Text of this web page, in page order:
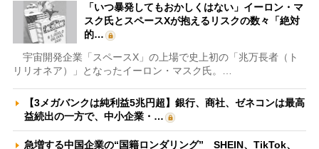
「いつ暴発してもおかしくはない」イーロン・マ
スク氏とスペースXが抱えるリスクの数々「絶対
的…
宇宙開発企業「スペースX」の上場で史上初の「兆万長者（ト
リリオネア）」となったイーロン・マスク氏。…
【3メガバンクは純利益5兆円超】銀行、商社、ゼネコンは最高
益続出の一方で、中小企業・…
急増する中国企業の“国籍ロンダリング” SHEIN、TikTok、